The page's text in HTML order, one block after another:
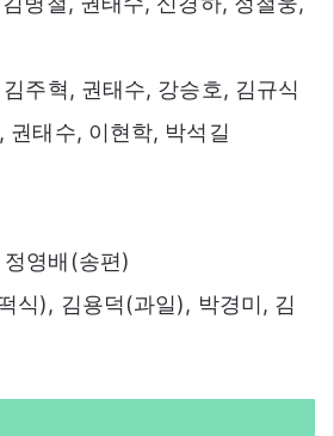
주혁, 권태수, 강승호, 김규식
권태수, 이현학, 박석길
영배(송편)
식), 김용덕(과일), 박경미, 김